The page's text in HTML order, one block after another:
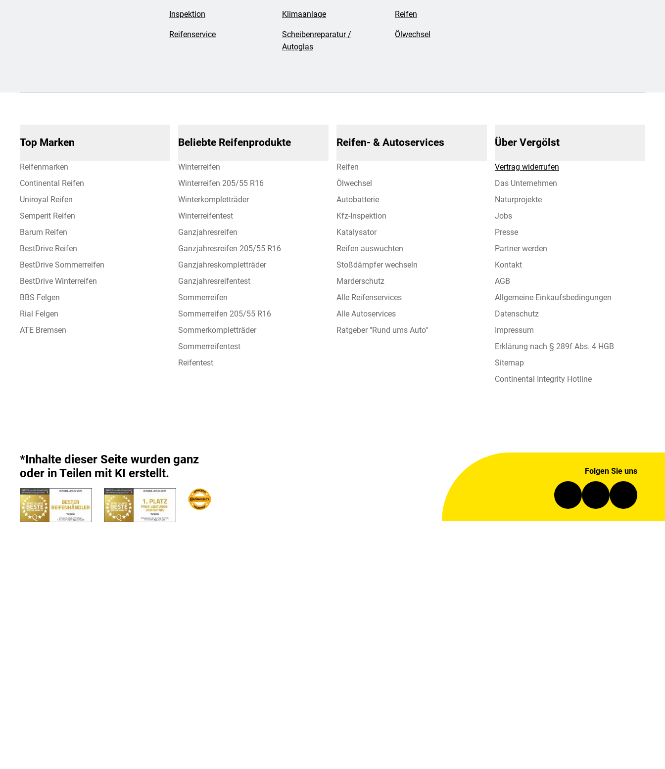
Inspektion Klimaanlage Reifen
Reifenservice
Scheibenreparatur /
Autoglas
Ölwechsel
Top Marken
Reifenmarken
Continental Reifen
Uniroyal Reifen
Semperit Reifen
Barum Reifen
BestDrive Reifen
BestDrive Sommerreifen
BestDrive Winterreifen
BBS Felgen
Rial Felgen
ATE Bremsen
Beliebte Reifenprodukte
Winterreifen
Winterreifen 205/55 R16
Winterkompletträder
Winterreifentest
Ganzjahresreifen
Ganzjahresreifen 205/55 R16
Ganzjahreskompletträder
Ganzjahresreifentest
Sommerreifen
Sommerreifen 205/55 R16
Sommerkompletträder
Sommerreifentest
Reifentest
Reifen- & Autoservices
Reifen
Ölwechsel
Autobatterie
Kfz-Inspektion
Katalysator
Reifen auswuchten
Stoßdämpfer wechseln
Marderschutz
Alle Reifenservices
Alle Autoservices
Ratgeber "Rund ums Auto"
Über Vergölst
Vertrag widerrufen
Das Unternehmen
Naturprojekte
Jobs
Presse
Partner werden
Kontakt
AGB
Allgemeine Einkaufsbedingungen
Datenschutz
Impressum
Erklärung nach § 289f Abs. 4 HGB
Sitemap
Continental Integrity Hotline
*Inhalte dieser Seite wurden ganz
oder in Teilen mit KI erstellt.
Folgen Sie uns